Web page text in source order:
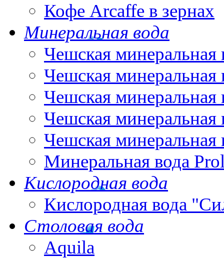
Кофе Arcaffe в зернах
Минеральная вода
Чешская минеральная
Чешская минеральная
Чешская минеральная
Чешская минеральная
Чешская минеральная
Минеральная вода
Кислородная вода
Кислородная вода
Столовая вода
Aquila